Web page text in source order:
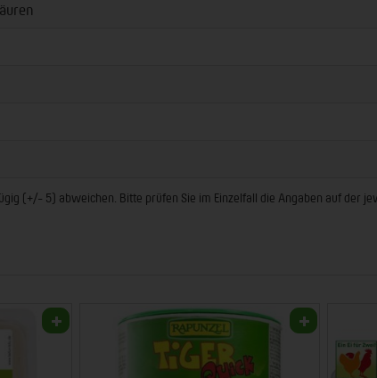
(+/- 5) abweichen. Bitte prüfen Sie im Einzelfall die Angaben auf der